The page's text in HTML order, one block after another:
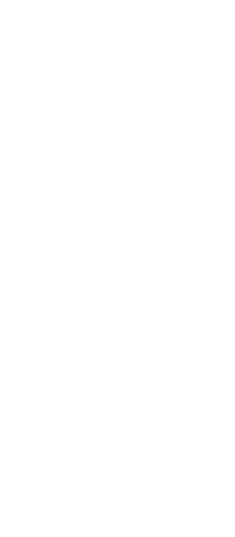
osušky oproti kauci. Podzemní parkoviště za poplatek.